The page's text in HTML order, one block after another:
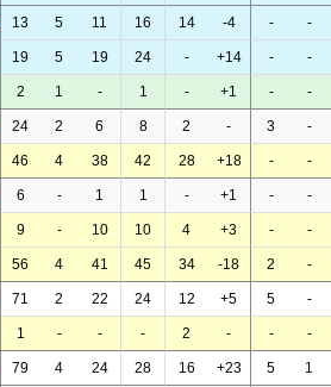
13 5 11 16 14 -4 - -
19 5 19 24 - +14 - -
2 1 - 1 - +1 - -
24 2 6 8 2 - 3 -
46 4 38 42 28 +18 - -
6 - 1 1 - +1 - -
9 - 10 10 4 +3 - -
56 4 41 45 34 -18 2 -
71 2 22 24 12 +5 5 -
1 - - - 2 - - -
79 4 24 28 16 +23 5 1